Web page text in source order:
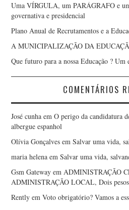
Uma VÍRGULA, um PARÁGRAFO e
governativa e presidencial
Plano Anual de Recrutamentos e a
A MUNICIPALIZAÇÃO DA
Que futuro para a nossa Educação ?
COMENTÁRIOS
José cunha emO perigo da candidatura
albergue espanhol
Olívia Gonçalves emSalvar uma vida,
maria helena emSalvar uma vida,
Gsm Gateway emADMINISTRAÇÃO
ADMINISTRAÇÃO LOCAL, Dois
Rently emVoto obrigatório? Vamos a